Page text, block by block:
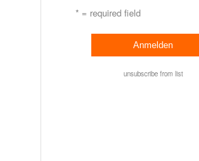
* = required field
unsubscribe from list